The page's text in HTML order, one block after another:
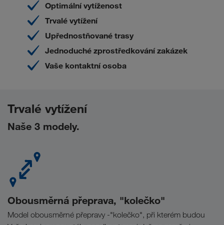
Optimální vytíženost
Trvalé vytížení
Upřednostňované trasy
Jednoduché zprostředkování zakázek
Vaše kontaktní osoba
Trvalé vytížení
Naše 3 modely.
Obousměrná přeprava, "kolečko"
Model obousměrné přepravy -"kolečko", při kterém budou